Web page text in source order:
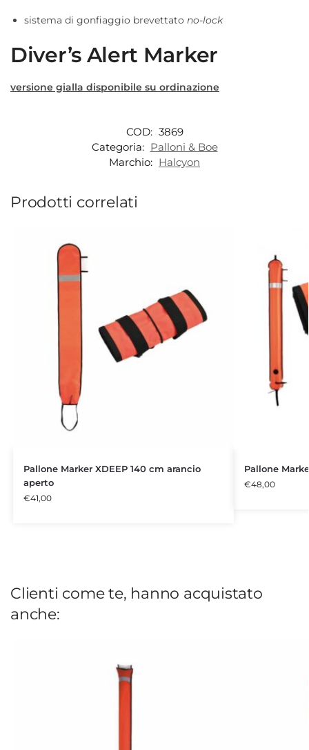
sistema di gonfiaggio brevettato no-lock
Diver’s Alert Marker
versione gialla disponibile su ordinazione
COD: 3869
Categoria: Palloni & Boe
Marchio: Halcyon
Prodotti correlati
Pallone Marker XDEEP 140 cm arancio
aperto
€41,00
Pallone
€48,00
Clienti come te, hanno acquistato
anche: